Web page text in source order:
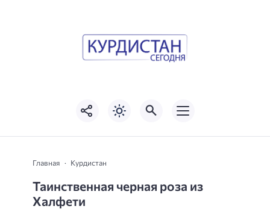
Главная Курдистан
Таинственная черная роза из
Халфети